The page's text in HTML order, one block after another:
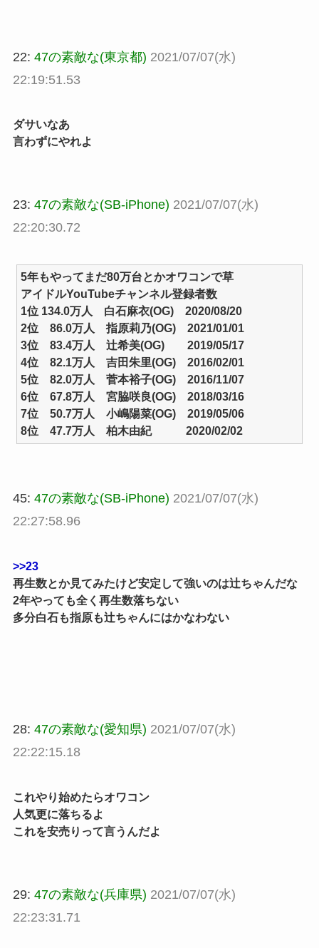
22: 47の素敵な(東京都) 2021/07/07(水)
22:19:51.53
ダサいなあ
言わずにやれよ
23: 47の素敵な(SB-iPhone) 2021/07/07(水)
22:20:30.72
5年もやってまだ80万台とかオワコンで草
アイドルYouTubeチャンネル登録者数
1位 134.0万人 白石麻衣(OG) 2020/08/20
2位 86.0万人 指原莉乃(OG) 2021/01/01
3位 83.4万人 辻希美(OG) 2019/05/17
4位 82.1万人 吉田朱里(OG) 2016/02/01
5位 82.0万人 菅本裕子(OG) 2016/11/07
6位 67.8万人 宮脇咲良(OG) 2018/03/16
7位 50.7万人 小嶋陽菜(OG) 2019/05/06
8位 47.7万人 柏木由紀 2020/02/02
45: 47の素敵な(SB-iPhone) 2021/07/07(水)
22:27:58.96
>>23
再生数とか見てみたけど安定して強いのは辻ちゃんだな
2年やっても全く再生数落ちない
多分白石も指原も辻ちゃんにはかなわない
28: 47の素敵な(愛知県) 2021/07/07(水)
22:22:15.18
これやり始めたらオワコン
人気更に落ちるよ
これを安売りって言うんだよ
29: 47の素敵な(兵庫県) 2021/07/07(水)
22:23:31.71